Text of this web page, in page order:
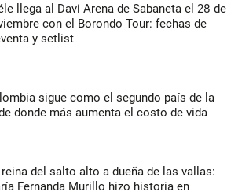
llega al Davi Arena de Sabaneta el 28 de
con el Borondo Tour: fechas de
y setlist
sigue como el segundo país de la
donde más aumenta el costo de vida
reina del salto alto a dueña de las vallas:
Fernanda Murillo hizo historia en